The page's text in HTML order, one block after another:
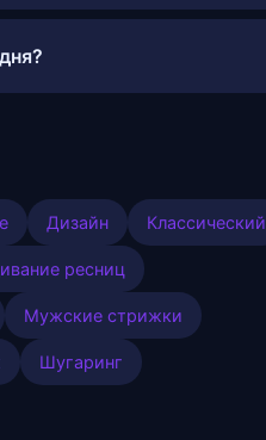
Дизайн Классический
ресниц
Мужские стрижки
Шугаринг